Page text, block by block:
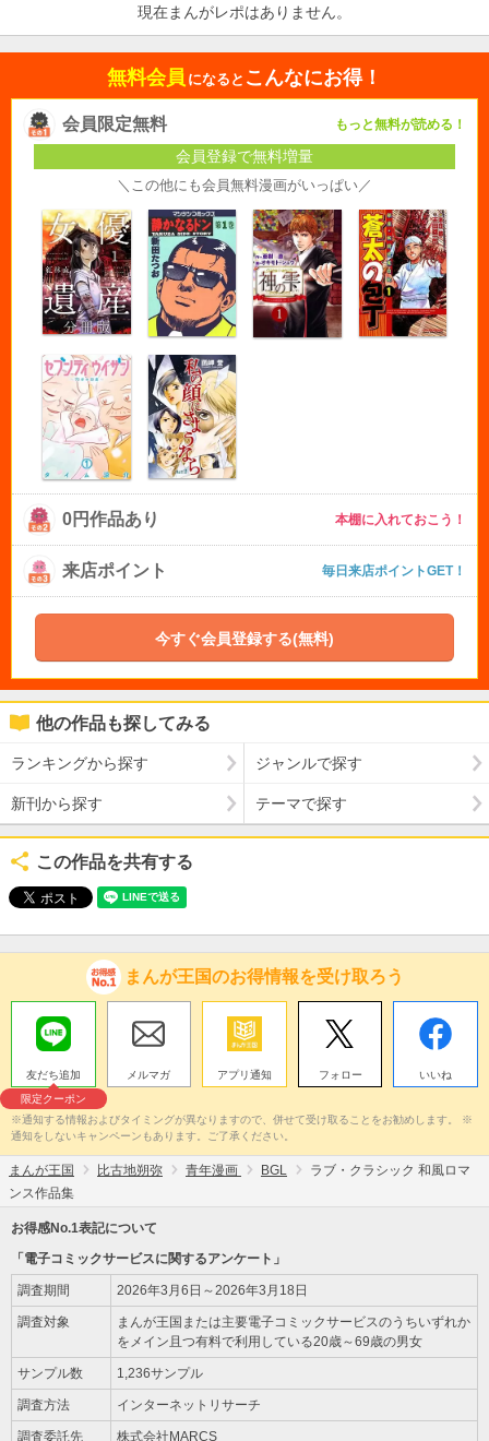
現在まんがレポはありません。
無料会員 になると こんなにお得！
会員限定無料 もっと無料が読める！
会員登録で無料増量
＼この他にも会員無料漫画がいっぱい／
0円作品あり 本棚に入れておこう！
来店ポイント 毎日来店ポイントGET！
今すぐ会員登録する(無料)
他の作品も探してみる
ランキングから探す ジャンルで探す
新刊から探す テーマで探す
この作品を共有する
まんが王国のお得情報を受け取ろう
友だち追加
限定クーポン
メルマガ アプリ通知 フォロー いいね
※通知する情報およびタイミングが異なりますので、併せて受け取ることをお勧めします。 ※
通知をしないキャンペーンもあります。ご了承ください。
まんが王国 比古地朔弥 青年漫画 BGL
ラブ・クラシック 和風ロマ
ンス作品集
お得感No.1表記について
「電子コミックサービスに関するアンケート」
調査期間 2026年3月6日～2026年3月18日
調査対象
まんが王国または主要電子コミックサービスのうちいずれか
をメイン且つ有料で利用している20歳～69歳の男女
サンプル数 1,236サンプル
調査方法 インターネットリサーチ
調査委託先 株式会社MARCS